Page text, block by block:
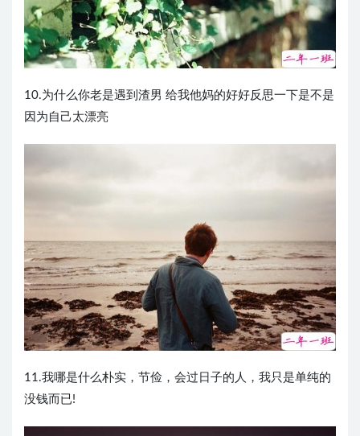
10.为什么你老是遇到渣男 给我他妈的好好反思一下是不是
因为自己太漂亮 ​
11.我哪是什么朴实，节俭，会过日子的人，我只是单纯的
没钱而已! ​ ​​​​